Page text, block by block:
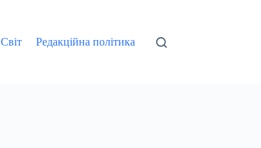
Світ Редакційна політика